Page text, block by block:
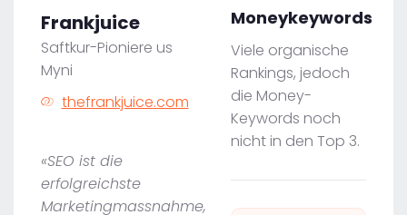
Frankjuice
Saftkur-Pioniere us
Myni
thefrankjuice.com
«SEO ist die
erfolgreichste
Marketingmassnahme,
Moneykeywords
Viele organische
Rankings, jedoch
die Money-
Keywords noch
nicht in den Top 3.